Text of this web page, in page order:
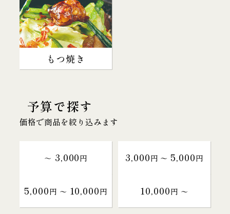
もつ焼き
予算で探す
価格で商品を絞り込みます
～ 3,000円 3,000円 〜 5,000円
5,000円 〜 10,000円 10,000円 〜